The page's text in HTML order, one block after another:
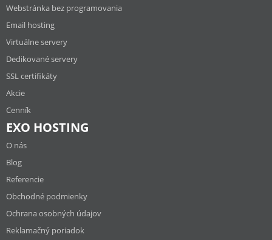
Webstránka bez programovania
Email hosting
Virtuálne servery
Dedikované servery
SSL certifikáty
Akcie
Cenník
EXO HOSTING
O nás
Blog
Referencie
Obchodné podmienky
Ochrana osobných údajov
Reklamačný poriadok